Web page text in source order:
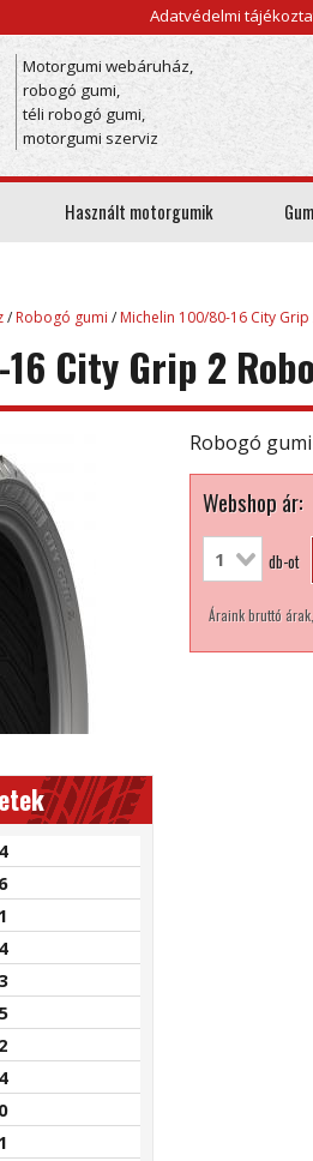
Adatvédelmi
Motorgumi webáruház,
robogó gumi,
téli robogó gumi,
motorgumi szerviz
Használt motorgumik
/ Robogó gumi / Michelin 100/80-16 City
City Grip 2
Robogó gumi
Webshop ár:
db-ot
Áraink bruttó